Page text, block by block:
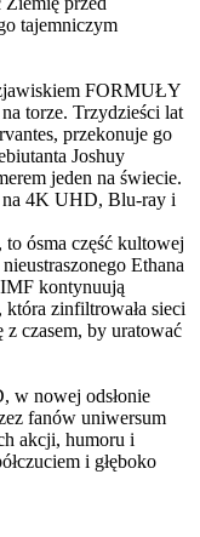
tajemniczym
FORMUŁY
torze. Trzydzieści lat
przekonuje go
Joshuy
jeden na świecie.
na 4K UHD, Blu-ray i
ósma część kultowej
Ethana
kontynuują
zinfiltrowała sieci
z czasem, by uratować
w nowej odsłonie
fanów uniwersum
akcji, humoru i
i głęboko